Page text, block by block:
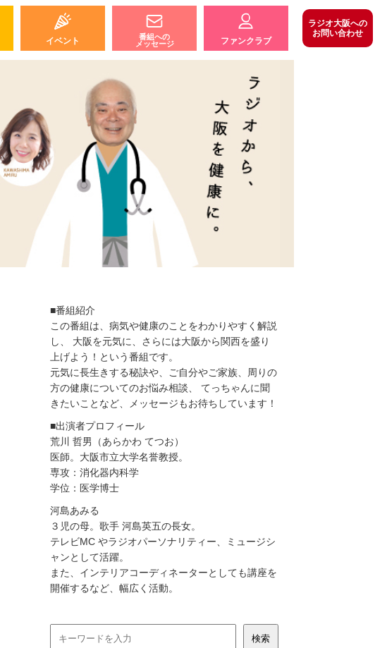
イベント
番組への
メッセージ
ファンクラブ
ラジオ大阪への
お問い合わせ
■番組紹介
この番組は、病気や健康のことをわかりやすく解説
し、 大阪を元気に、さらには大阪から関西を盛り
上げよう！という番組です。
元気に長生きする秘訣や、ご自分やご家族、周りの
方の健康についてのお悩み相談、 てっちゃんに聞
きたいことなど、メッセージもお待ちしています！
■出演者プロフィール
荒川 哲男（あらかわ てつお）
医師。大阪市立大学名誉教授。
専攻：消化器内科学
学位：医学博士
河島あみる
３児の母。歌手 河島英五の長女。
テレビMC やラジオパーソナリティー、ミュージシ
ャンとして活躍。
また、インテリアコーディネーターとしても講座を
開催するなど、幅広く活動。